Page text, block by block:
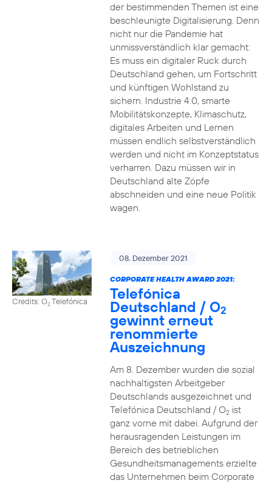
der bestimmenden Themen ist eine
beschleunigte Digitalisierung. Denn
nicht nur die Pandemie hat
unmissverständlich klar gemacht:
Es muss ein digitaler Ruck durch
Deutschland gehen, um Fortschritt
und künftigen Wohlstand zu
sichern. Industrie 4.0, smarte
Mobilitätskonzepte, Klimaschutz,
digitales Arbeiten und Lernen
müssen endlich selbstverständlich
werden und nicht im Konzeptstatus
verharren. Dazu müssen wir in
Deutschland alte Zöpfe
abschneiden und eine neue Politik
wagen.
Credits: O2Telefónica
08. Dezember 2021
CORPORATE HEALTH AWARD 2021:
Telefónica
Deutschland / O2
gewinnt erneut
renommierte
Auszeichnung
Am 8. Dezember wurden die sozial
nachhaltigsten Arbeitgeber
Deutschlands ausgezeichnet und
Telefónica Deutschland / O2ist
ganz vorne mit dabei. Aufgrund der
herausragenden Leistungen im
Bereich des betrieblichen
Gesundheitsmanagements erzielte
das Unternehmen beim Corporate